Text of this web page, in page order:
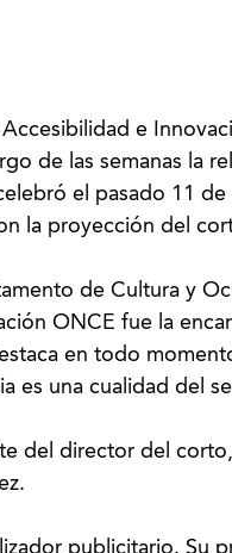
e
de las semanas la
el pasado 11 de
la proyección del
de Cultura y
ONCE fue la
en todo
es una cualidad del
del director del
publicitario. Su